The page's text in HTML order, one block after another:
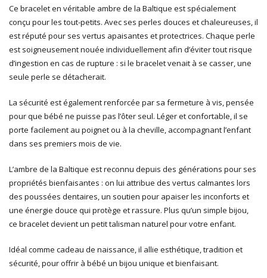
Ce bracelet en véritable ambre de la Baltique est spécialement
conçu pour les tout-petits. Avec ses perles douces et chaleureuses, il
est réputé pour ses vertus apaisantes et protectrices. Chaque perle
est soigneusement nouée individuellement afin d’éviter tout risque
d’ingestion en cas de rupture : si le bracelet venait à se casser, une
seule perle se détacherait.
La sécurité est également renforcée par sa fermeture à vis, pensée
pour que bébé ne puisse pas l’ôter seul. Léger et confortable, il se
porte facilement au poignet ou à la cheville, accompagnant l’enfant
dans ses premiers mois de vie.
L’ambre de la Baltique est reconnu depuis des générations pour ses
propriétés bienfaisantes : on lui attribue des vertus calmantes lors
des poussées dentaires, un soutien pour apaiser les inconforts et
une énergie douce qui protège et rassure. Plus qu’un simple bijou,
ce bracelet devient un petit talisman naturel pour votre enfant.
Idéal comme cadeau de naissance, il allie esthétique, tradition et
sécurité, pour offrir à bébé un bijou unique et bienfaisant.